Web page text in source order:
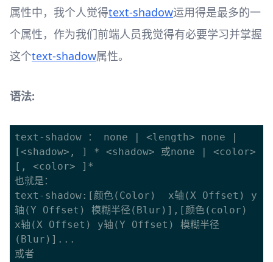
属性中，我个人觉得text-shadow运用得是最多的一
个属性，作为我们前端人员我觉得有必要学习并掌握
这个text-shadow属性。
语法:
text-shadow ： none | <length> none |
[<shadow>, ] * <shadow> 或none | <color>
[, <color> ]*
也就是：
text-shadow:[颜色(Color)  x轴(X Offset) y
轴(Y Offset) 模糊半径(Blur)],[颜色(color)
x轴(X Offset) y轴(Y Offset) 模糊半径
(Blur)]...
或者